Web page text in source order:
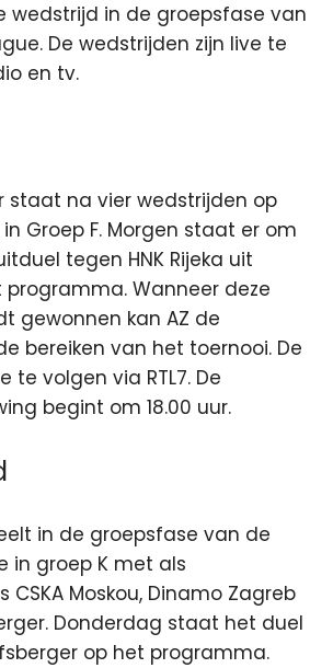
wedstrijd in de groepsfase van
De wedstrijden zijn live te
en tv.
staat na vier wedstrijden op
Groep F. Morgen staat er om
tegen HNK Rijeka uit
programma. Wanneer deze
gewonnen kan AZ de
bereiken van het toernooi. De
te volgen via RTL7. De
begint om 18.00 uur.
in de groepsfase van de
in groep K met als
Moskou, Dinamo Zagreb
Donderdag staat het duel
op het programma.